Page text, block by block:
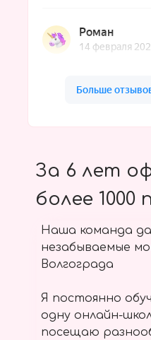
За 6 лет
более 1000
Наша команда
незабываемые
Волгограда
Я постоянно
одну онлайн-
посещаю